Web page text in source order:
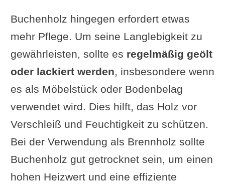
Buchenholz hingegen erfordert etwas
mehr Pflege. Um seine Langlebigkeit zu
gewährleisten, sollte es regelmäßig geölt
oder lackiert werden, insbesondere wenn
es als Möbelstück oder Bodenbelag
verwendet wird. Dies hilft, das Holz vor
Verschleiß und Feuchtigkeit zu schützen.
Bei der Verwendung als Brennholz sollte
Buchenholz gut getrocknet sein, um einen
hohen Heizwert und eine effiziente